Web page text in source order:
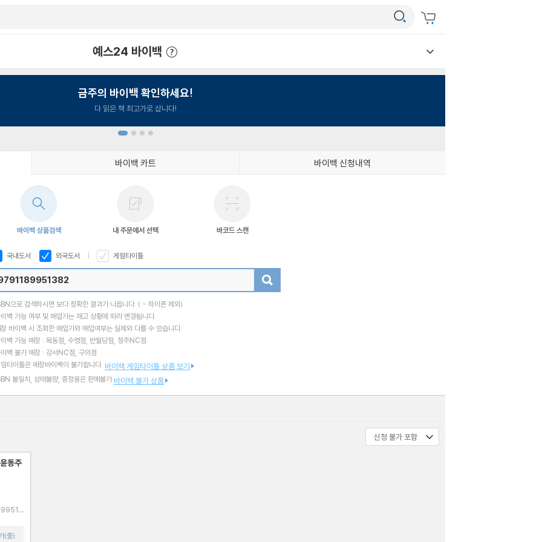
예스24 바이백
금주의 바이백 확인하세요!
다 읽은 책 최고가로 삽니다!
바이백 카트 바이백 신청내역
바이백 상품검색 내 주문에서 선택 바코드 스캔
국내도서 외국도서 게임타이틀
으로 검색하시면 보다 정확한 결과가 나옵니다. ( - 하이픈 제외)
백 가능 여부 및 매입가는 재고 상황에 따라 변경됩니다.
바이백 시 조회한 매입가와 매입여부는 실제와 다를 수 있습니다.
백 가능 매장 : 목동점, 수영점, 반월당점, 청주NC점
백 불가 매장 : 강서NC점, 구의점
타이틀은 매장바이백이 불가합니다. 바이백 게임타이틀 상품 보기
불일치, 상태불량, 증정용은 판매불가 바이백 불가 상품
동주
(중)